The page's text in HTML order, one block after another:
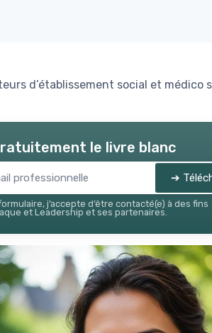
d’établissement social et médico
le livre blanc
➔
j’accepte d’être contacté(e) à des fins
et Leadership et ses partenaires.